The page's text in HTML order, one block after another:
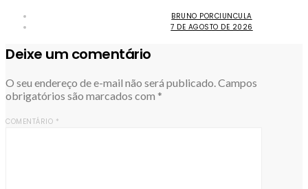
BRUNO PORCIUNCULA
7 DE AGOSTO DE 2026
Deixe um comentário
O seu endereço de e-mail não será publicado.Campos
obrigatórios são marcados com *
COMENTÁRIO *